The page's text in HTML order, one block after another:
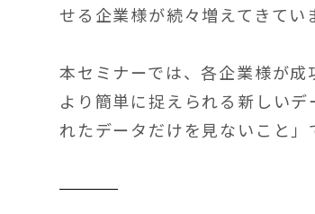
せる企業様が続々増えてきてい
本セミナーでは、各企業様が
より簡単に捉えられる新しい
れたデータだけを見ないこと」